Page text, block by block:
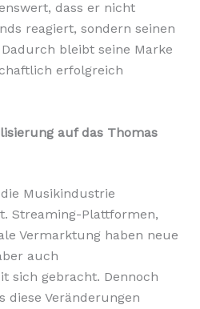
dass er nicht
reagiert, sondern seinen
bleibt seine Marke
erfolgreich
auf das Thomas
Musikindustrie
Streaming-Plattformen,
Vermarktung haben neue
auch
sich gebracht. Dennoch
diese Veränderungen